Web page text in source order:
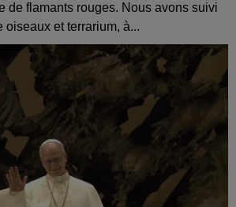
de flamants rouges. Nous avons suivi
et terrarium, à...